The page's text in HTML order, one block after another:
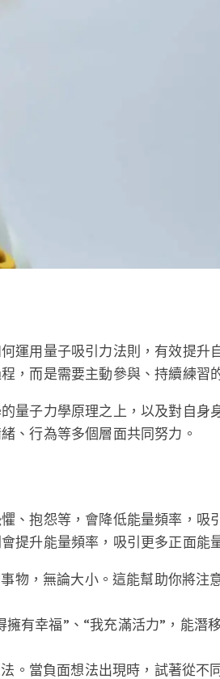
運用量子吸引力法則，有效提升
，而是需要主動參與、持續練習
量子力學原理之上，以及對自身
、行為等多個層面共同努力。
、抱怨等，會降低能量頻率，吸
提升能量頻率，吸引更多正面能
物，無論大小。這能幫助你將注
有幸福”、“我充滿活力”，能潛
。當負面想法出現時，試著從不